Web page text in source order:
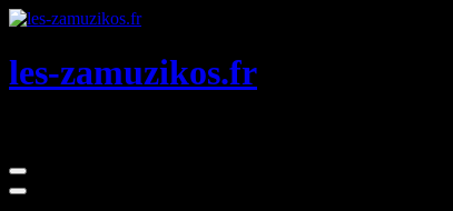
Skip
Content
les-zamuzikos.fr